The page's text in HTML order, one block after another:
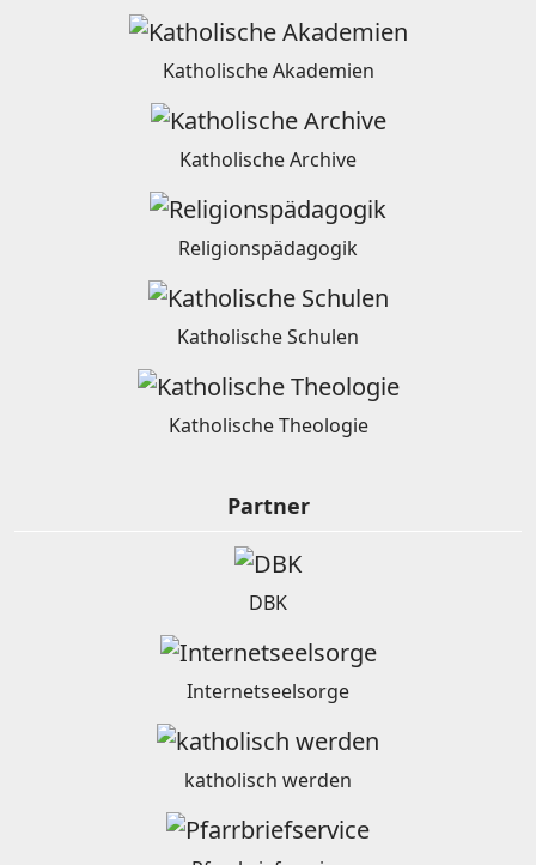
Katholische Akademien
Katholische Archive
Religionspädagogik
Katholische Schulen
Katholische Theologie
Partner
DBK
Internetseelsorge
katholisch werden